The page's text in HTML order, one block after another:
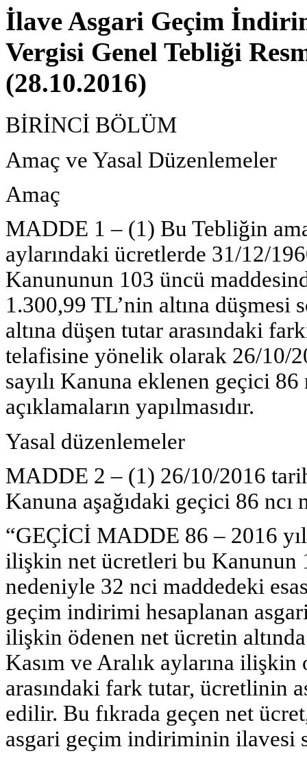
İlave Asgari Geçim
Vergisi Genel Tebliği
(28.10.2016)
BİRİNCİ BÖLÜM
Amaç ve Yasal Düzenlemeler
Amaç
MADDE 1 – (1) Bu Tebliğin
aylarındaki ücretlerde 31/12/
Kanununun 103 üncü
1.300,99 TL’nin altına düşmesi
altına düşen tutar arasındaki
telafisine yönelik olarak 26/10/
sayılı Kanuna eklenen geçici
açıklamaların yapılmasıdır.
Yasal düzenlemeler
MADDE 2 – (1) 26/10/2016
Kanuna aşağıdaki geçici 86 ncı
“GEÇİCİ MADDE 86 – 2016
ilişkin net ücretleri bu Kanunun
nedeniyle 32 nci maddedeki
geçim indirimi hesaplanan
ilişkin ödenen net ücretin
Kasım ve Aralık aylarına
arasındaki fark tutar, ücretlinin
edilir. Bu fıkrada geçen net
asgari geçim indiriminin ilavesi